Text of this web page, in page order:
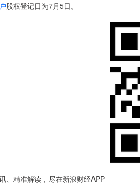
股权登记日为7月5日。
、精准解读，尽在新浪财经APP